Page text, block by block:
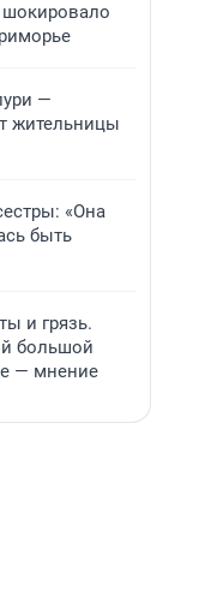
шокировало
—
жительницы
«Она
быть
и грязь.
большой
— мнение